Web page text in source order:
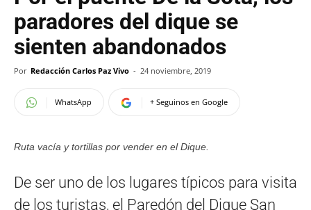
paradores del dique se
sienten abandonados
Por Redacción Carlos Paz Vivo - 24 noviembre, 2019
WhatsApp + Seguinos en Google
Ruta vacía y tortillas por vender en el Dique.
De ser uno de los lugares típicos para visita
de los turistas, el Paredón del Dique San